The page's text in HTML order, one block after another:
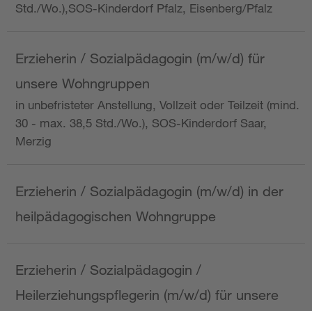
Std./Wo.),SOS-Kinderdorf Pfalz, Eisenberg/Pfalz
Erzieherin / Sozialpädagogin (m/w/d) für
unsere Wohngruppen
in unbefristeter Anstellung, Vollzeit oder Teilzeit (mind.
30 - max. 38,5 Std./Wo.), SOS-Kinderdorf Saar,
Merzig
Erzieherin / Sozialpädagogin (m/w/d) in der
heilpädagogischen Wohngruppe
Erzieherin / Sozialpädagogin /
Heilerziehungspflegerin (m/w/d) für unsere